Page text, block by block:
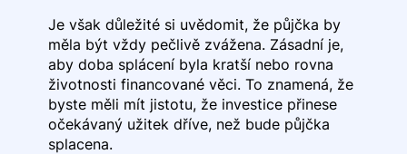
Je však důležité si uvědomit, že půjčka by
měla být vždy pečlivě zvážena. Zásadní je,
aby doba splácení byla kratší nebo rovna
životnosti financované věci. To znamená, že
byste měli mít jistotu, že investice přinese
očekávaný užitek dříve, než bude půjčka
splacena.